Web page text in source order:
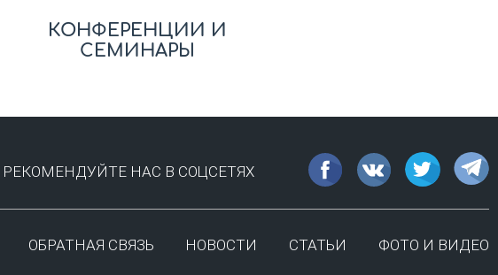
КОНФЕРЕНЦИИ И
СЕМИНАРЫ
РЕКОМЕНДУЙТЕ НАС В СОЦСЕТЯХ
ОБРАТНАЯ СВЯЗЬ НОВОСТИ СТАТЬИ ФОТО И ВИДЕО